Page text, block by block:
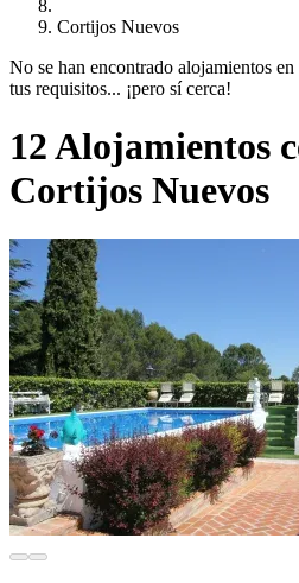
Cortijos Nuevos
No se han encontrado alojamientos
tus requisitos... ¡pero sí cerca!
12 Alojamientos
Cortijos Nuevos